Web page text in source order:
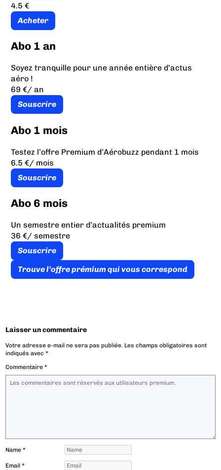
4.5 €
Acheter
Abo 1 an
Soyez tranquille pour une année entière d’actus
aéro !
69 €/ an
Souscrire
Abo 1 mois
Testez l’offre Premium d’Aérobuzz pendant 1 mois
6.5 €/ mois
Souscrire
Abo 6 mois
Un semestre entier d’actualités premium
36 €/ semestre
Souscrire
Trouve l’offre prémium qui vous correspond
Laisser un commentaire
Votre adresse e-mail ne sera pas publiée. Les champs obligatoires sont
indiqués avec*
Commentaire*
Name*
Email*